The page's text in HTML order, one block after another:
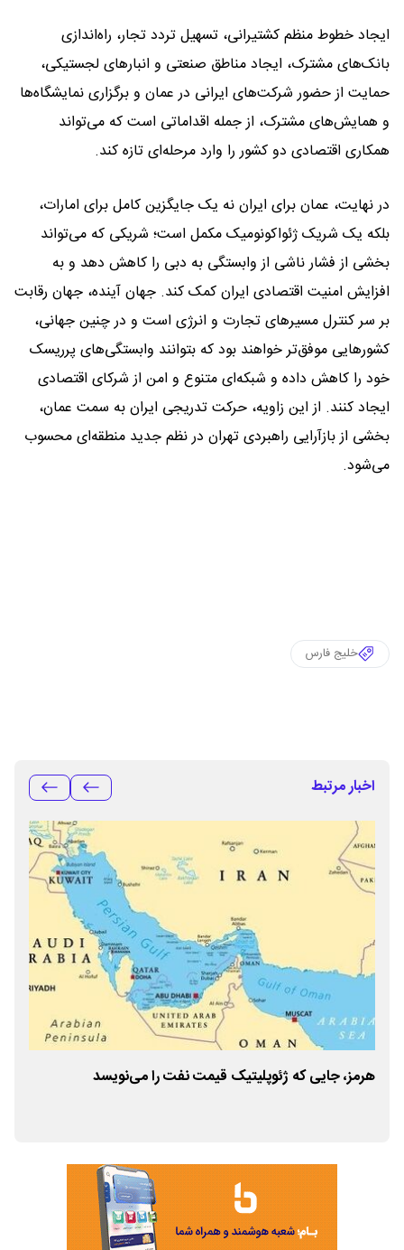
ایجاد خطوط منظم کشتیرانی، تسهیل تردد تجار، راه‌اندازی
بانک‌های مشترک، ایجاد مناطق صنعتی و انبارهای لجستیکی،
حمایت از حضور شرکت‌های ایرانی در عمان و برگزاری نمایشگاه‌ها
و همایش‌های مشترک، از جمله اقداماتی است که می‌تواند
همکاری اقتصادی دو کشور را وارد مرحله‌ای تازه کند.
در نهایت، عمان برای ایران نه یک جایگزین کامل برای امارات،
بلکه یک شریک ژئواکونومیک مکمل است؛ شریکی که می‌تواند
بخشی از فشار ناشی از وابستگی به دبی را کاهش دهد و به
افزایش امنیت اقتصادی ایران کمک کند. جهان آینده، جهان رقابت
بر سر کنترل مسیرهای تجارت و انرژی است و در چنین جهانی،
کشورهایی موفق‌تر خواهند بود که بتوانند وابستگی‌های پرریسک
خود را کاهش داده و شبکه‌ای متنوع و امن از شرکای اقتصادی
ایجاد کنند. از این زاویه، حرکت تدریجی ایران به سمت عمان،
بخشی از بازآرایی راهبردی تهران در نظم جدید منطقه‌ای محسوب
می‌شود.
خلیج فارس
اخبار مرتبط
هرمز، جایی که ژئوپلیتیک قیمت نفت را می‌نویسد